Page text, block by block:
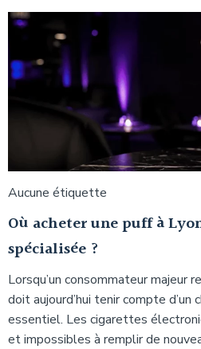
Aucune étiquette
Où acheter une puff à
spécialisée ?
Lorsqu’un consommateur majeur
doit aujourd’hui tenir compte
essentiel. Les cigarettes
et impossibles à remplir de